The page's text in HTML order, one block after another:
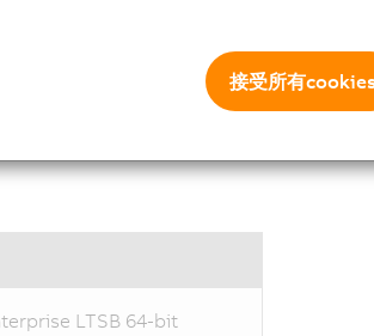
LTSB 64-bit
接受所有